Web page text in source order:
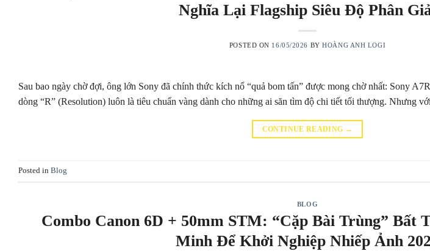
Nghĩa Lại Flagship Siêu Độ Phân
POSTED ON 16/05/2026 BYHOÀNG ANH LOGI
Sau bao ngày chờ đợi, ông lớn Sony đã chính thức kích nổ “quả bom tấn” được mong chờ nhất: Sony
dòng “R” (Resolution) luôn là tiêu chuẩn vàng dành cho những ai săn tìm độ chi tiết tối thượng. Nhưng
CONTINUE READING →
Posted in Blog
BLOG
Combo Canon 6D + 50mm STM: “Cặp Bài Trùng” Bất
Minh Để Khởi Nghiệp Nhiếp Ảnh